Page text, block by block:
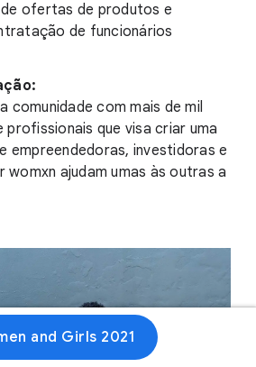
de ofertas de produtos e
de funcionários
comunidade com mais de mil
profissionais que visa criar uma
empreendedoras, investidoras e
womxn ajudam umas às outras a
and Girls 2021